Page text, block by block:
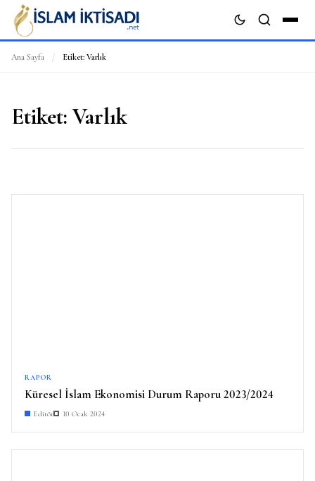
Ana Sayfa / Etiket: Varlık
Etiket: Varlık
RAPOR
Küresel İslam Ekonomisi Durum Raporu 2023/2024
Editör 10 Ocak 2024